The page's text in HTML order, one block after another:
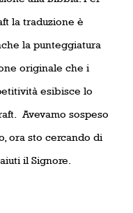
la traduzione è
la punteggiatura
originale che i
esibisce lo
Avevamo sospeso
ora sto cercando di
il Signore.